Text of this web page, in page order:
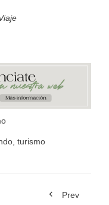
, turismo
Prev